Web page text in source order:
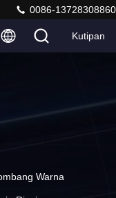
0086-13728308860
Kutipan
Warna